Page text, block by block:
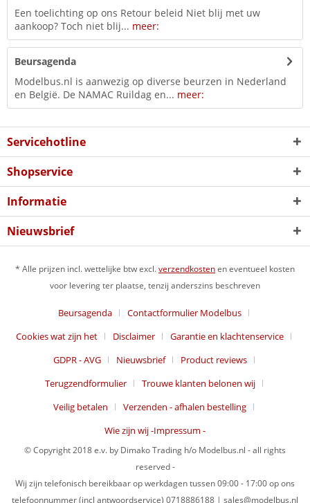
Een toelichting op ons Retour beleid Niet blij met uw
aankoop? Toch niet blij... meer:
Beursagenda
Modelbus.nl is aanwezig op diverse beurzen in Nederland
en België. De NAMAC Ruildag en... meer:
Servicehotline
Shopservice
Informatie
Nieuwsbrief
* Alle prijzen incl. wettelijke btw excl.verzendkostenen eventueel kosten
voor levering ter plaatse, tenzij anderszins beschreven
Beursagenda
Contactformulier Modelbus
Cookies wat zijn het
Disclaimer
Garantie en klachtenservice
GDPR - AVG
Nieuwsbrief
Product reviews
Terugzendformulier
Trouwe klanten belonen wij
Veilig betalen
Verzenden - afhalen bestelling
Wie zijn wij -Impressum -
© Copyright 2018 e.v. by Dimako Trading h/o Modelbus.nl - all rights
reserved -
Wij zijn telefonisch bereikbaar op werkdagen tussen 09:00 - 17:00 op ons
telefoonnummer (incl antwoordservice) 0718886188 | sales@modelbus.nl